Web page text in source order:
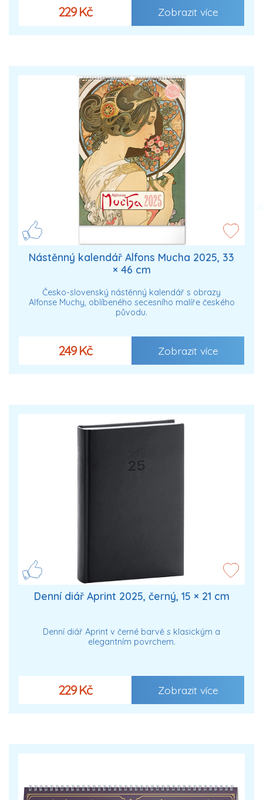
229 Kč Zobrazit více
Nástěnný kalendář Alfons Mucha 2025, 33
× 46 cm
Česko-slovenský nástěnný kalendář s obrazy
Alfonse Muchy, oblíbeného secesního malíře českého
původu.
249 Kč Zobrazit více
Denní diář Aprint 2025, černý, 15 × 21 cm
Denní diář Aprint v černé barvě s klasickým a
elegantním povrchem.
229 Kč Zobrazit více